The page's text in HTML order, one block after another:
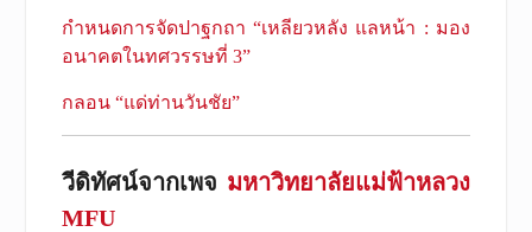
กำหนดการจัดปาฐกถา “เหลียวหลัง แลหน้า : มอง
อนาคตในทศวรรษที่ 3”
กลอน “แด่ท่านวันชัย”
วีดิทัศน์จากเพจ มหาวิทยาลัยแม่ฟ้าหลวง
MFU